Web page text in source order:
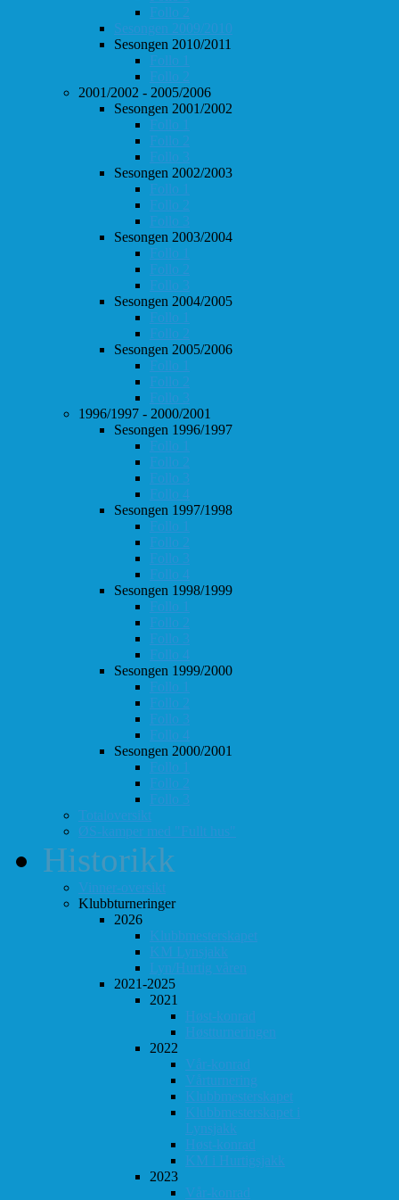
Follo 2
Sesongen 2009/2010
Sesongen 2010/2011
Follo 1
Follo 2
2001/2002 - 2005/2006
Sesongen 2001/2002
Follo 1
Follo 2
Follo 3
Sesongen 2002/2003
Follo 1
Follo 2
Follo 3
Sesongen 2003/2004
Follo 1
Follo 2
Follo 3
Sesongen 2004/2005
Follo 1
Follo 2
Sesongen 2005/2006
Follo 1
Follo 2
Follo 3
1996/1997 - 2000/2001
Sesongen 1996/1997
Follo 1
Follo 2
Follo 3
Follo 4
Sesongen 1997/1998
Follo 1
Follo 2
Follo 3
Follo 4
Sesongen 1998/1999
Follo 1
Follo 2
Follo 3
Follo 4
Sesongen 1999/2000
Follo 1
Follo 2
Follo 3
Follo 4
Sesongen 2000/2001
Follo 1
Follo 2
Follo 3
Totaloversikt
ØS-kamper med "Fullt hus"
Historikk
Vinner-oversikt
Klubbturneringer
2026
Klubbmesterskapet
KM Lynsjakk
Lyn/Hurtig våren
2021-2025
2021
Høst-konrad
Høstturneringen
2022
Vår-konrad
Vårturnering
Klubbmesterskapet
Klubbmesterskapet i
Lynsjakk
Høst-konrad
KM i Hurtigsjakk
2023
Vår-konrad